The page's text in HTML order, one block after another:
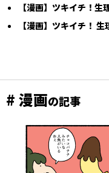
【漫画】ツキイチ！生
【漫画】ツキイチ！
# 漫画の記事